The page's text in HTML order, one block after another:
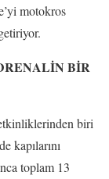
motokros
BİR
biri
kapılarını
toplam 13